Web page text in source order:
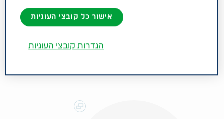
הישנות האפיזודה הדיכאונית הראשונית או אפיזודות
דיכאוניות חוזרות נוספות. קבוצה תרפויטית: נוגדי
אישור כל קובצי העוגיות
הגדרות קובצי העוגיות